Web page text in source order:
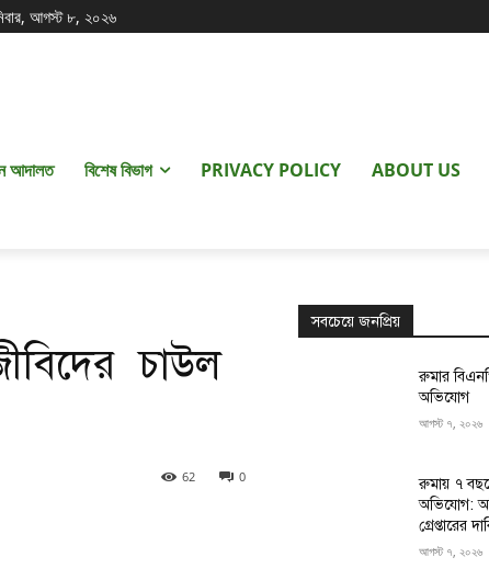
আগস্ট ৮, ২০২৬
আদালত বিশেষ বিভাগ PRIVACY POLICY ABOUT US
চাউল
0
62
সবচেয়ে জনপ্রিয়
রুমার
অভিযোগ
আগস্ট ৭, ২০২৬
রুমায় ৭
অভিযোগ:
গ্রেপ্তারের
আগস্ট ৭, ২০২৬